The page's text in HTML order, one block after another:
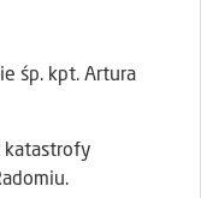
śp. kpt. Artura
katastrofy